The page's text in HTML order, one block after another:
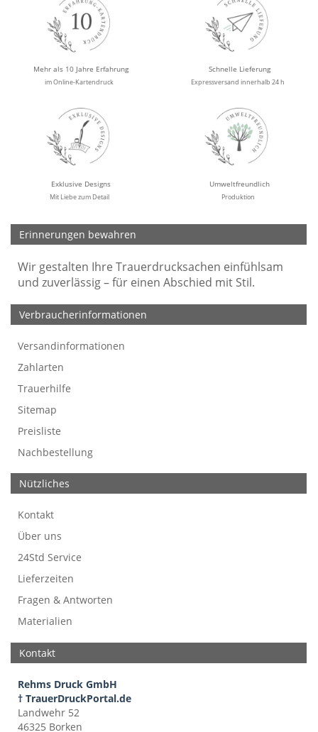
Mehr als 10 Jahre Erfahrung
im Online-Kartendruck
Schnelle Lieferung
Expressversand innerhalb 24 h
Exklusive Designs
Mit Liebe zum Detail
Umweltfreundlich
Produktion
Erinnerungen bewahren
Wir gestalten Ihre Trauerdrucksachen einfühlsam
und zuverlässig – für einen Abschied mit Stil.
Verbraucherinformationen
Versandinformationen
Zahlarten
Trauerhilfe
Sitemap
Preisliste
Nachbestellung
Werbefreie Trauerkarten
Tipps
So bestellen Sie
Preise und Muster
Texte für Trauerkarten
Texte für Kondolenzkarten
Nützliches
Kontakt
Über uns
24Std Service
Lieferzeiten
Fragen & Antworten
Materialien
Kontakt
Rehms Druck GmbH
† TrauerDruckPortal.de
Landwehr 52
46325 Borken